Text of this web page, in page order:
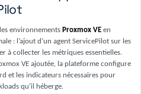
environnements Proxmox VEen
: l’ajout d’un agent ServicePilot sur les
à collecter les métriques essentielles.
VE ajoutée, la plateforme configure
et les indicateurs nécessaires pour
qu’il héberge.